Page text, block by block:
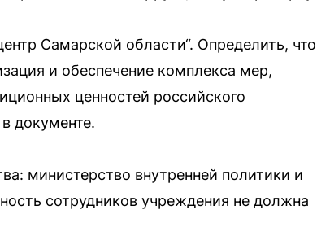
Самарской области“. Определить, что
и обеспечение комплекса мер,
ценностей российского
документе.
министерство внутренней политики и
сотрудников учреждения не должна